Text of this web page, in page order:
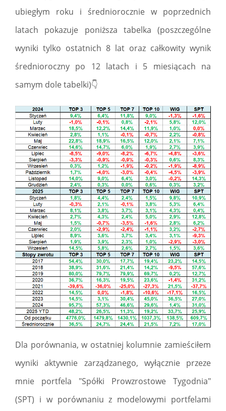
ubiegłym roku i średniorocznie w poprzednich
latach pokazuje poniższa tabelka (poszczególne
wyniki tylko ostatnich 8 lat oraz całkowity wynik
średnioroczny po 12 latach i 5 miesiącach na
samym dole tabelki)👇
Dla porównania, w ostatniej kolumnie zamieściłem
wyniki aktywnie zarządzanego, wyłącznie przeze
mnie portfela "Spółki Prowzrostowe Tygodnia"
(SPT) i w porównaniu z modelowymi portfelami